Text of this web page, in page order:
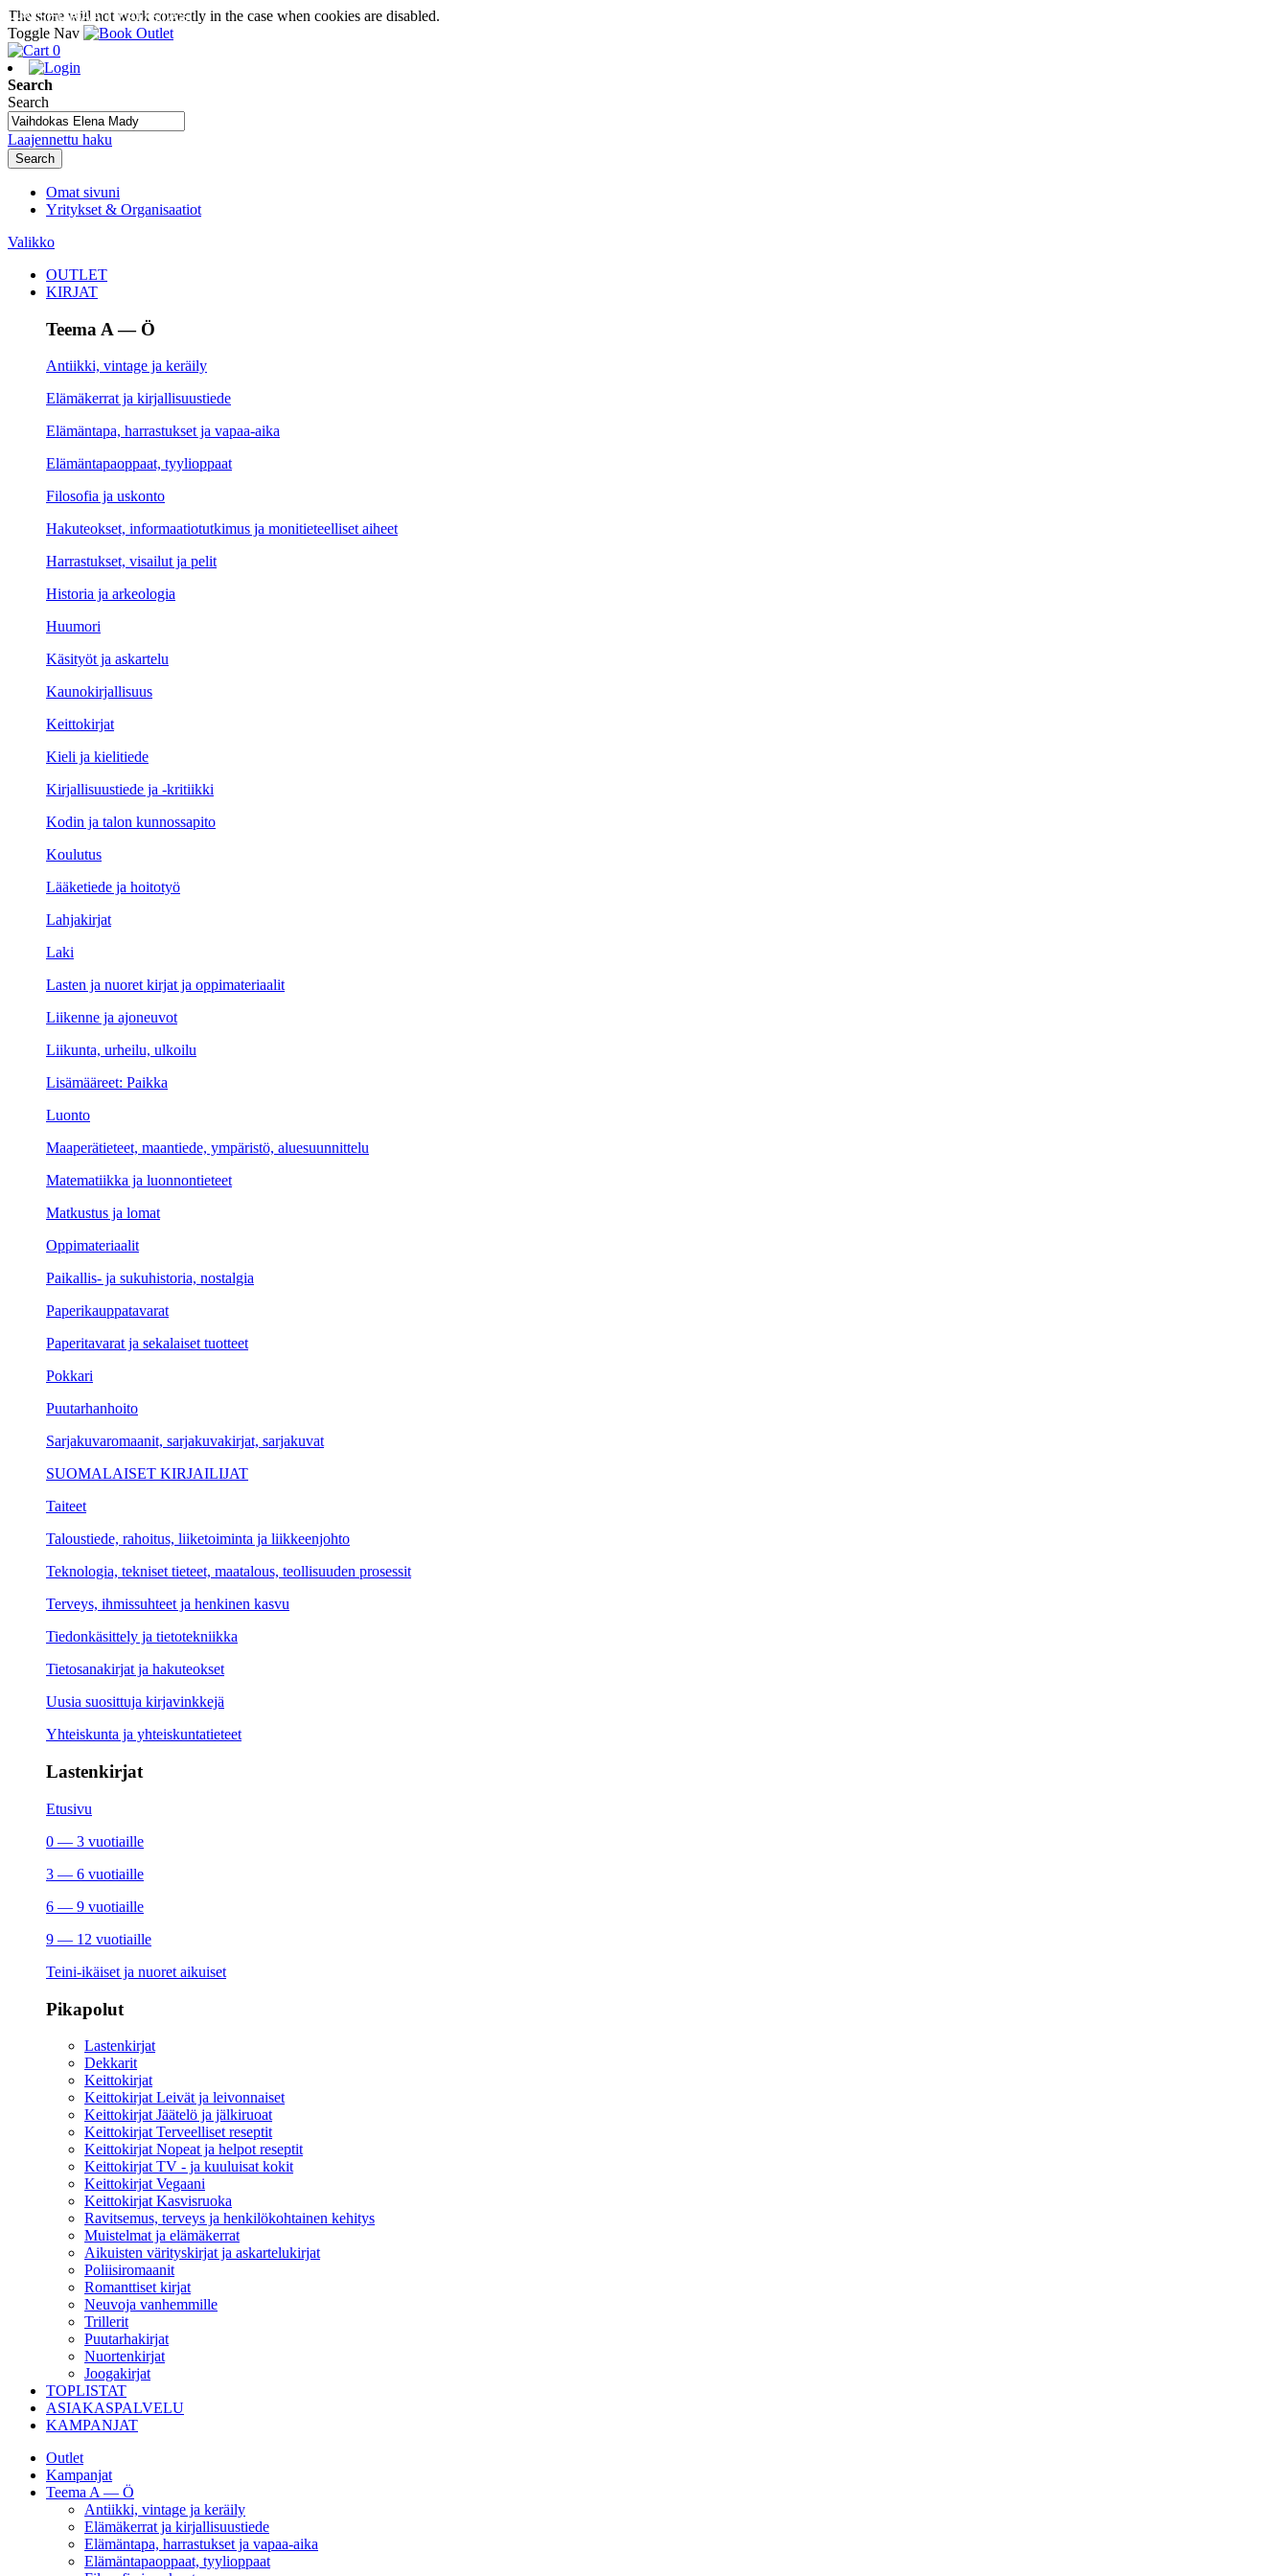
The store will not work correctly in the case when cookies are disabled.
Toggle Nav
0
Search
Search
Laajennettu haku
Search
Omat sivuni
Yritykset & Organisaatiot
Valikko
SEURAA TILAUSTASI
OUTLET
KIRJAT
Teema A — Ö
Antiikki, vintage ja keräily
Elämäkerrat ja kirjallisuustiede
Elämäntapa, harrastukset ja vapaa-aika
Elämäntapaoppaat, tyylioppaat
Filosofia ja uskonto
Hakuteokset, informaatiotutkimus ja monitieteelliset aiheet
Harrastukset, visailut ja pelit
Historia ja arkeologia
Huumori
Käsityöt ja askartelu
Kaunokirjallisuus
Keittokirjat
Kieli ja kielitiede
Kirjallisuustiede ja -kritiikki
Kodin ja talon kunnossapito
Koulutus
Lääketiede ja hoitotyö
Lahjakirjat
Laki
Lasten ja nuoret kirjat ja oppimateriaalit
Liikenne ja ajoneuvot
Liikunta, urheilu, ulkoilu
Lisämääreet: Paikka
Luonto
Maaperätieteet, maantiede, ympäristö, aluesuunnittelu
Matematiikka ja luonnontieteet
Matkustus ja lomat
Oppimateriaalit
Paikallis- ja sukuhistoria, nostalgia
Paperikauppatavarat
Paperitavarat ja sekalaiset tuotteet
Pokkari
Puutarhanhoito
Sarjakuvaromaanit, sarjakuvakirjat, sarjakuvat
SUOMALAISET KIRJAILIJAT
Taiteet
Taloustiede, rahoitus, liiketoiminta ja liikkeenjohto
Teknologia, tekniset tieteet, maatalous, teollisuuden prosessit
Terveys, ihmissuhteet ja henkinen kasvu
Tiedonkäsittely ja tietotekniikka
Tietosanakirjat ja hakuteokset
Uusia suosittuja kirjavinkkejä
Yhteiskunta ja yhteiskuntatieteet
Lastenkirjat
Etusivu
0 — 3 vuotiaille
3 — 6 vuotiaille
6 — 9 vuotiaille
9 — 12 vuotiaille
Teini-ikäiset ja nuoret aikuiset
Pikapolut
Lastenkirjat
Dekkarit
Keittokirjat
Keittokirjat Leivät ja leivonnaiset
Keittokirjat Jäätelö ja jälkiruoat
Keittokirjat Terveelliset reseptit
Keittokirjat Nopeat ja helpot reseptit
Keittokirjat TV - ja kuuluisat kokit
Keittokirjat Vegaani
Keittokirjat Kasvisruoka
Ravitsemus, terveys ja henkilökohtainen kehitys
Muistelmat ja elämäkerrat
Aikuisten värityskirjat ja askartelukirjat
Poliisiromaanit
Romanttiset kirjat
Neuvoja vanhemmille
Trillerit
Puutarhakirjat
Nuortenkirjat
Joogakirjat
TOPLISTAT
ASIAKASPALVELU
KAMPANJAT
Outlet
Kampanjat
Teema A — Ö
Antiikki, vintage ja keräily
Elämäkerrat ja kirjallisuustiede
Elämäntapa, harrastukset ja vapaa-aika
Elämäntapaoppaat, tyylioppaat